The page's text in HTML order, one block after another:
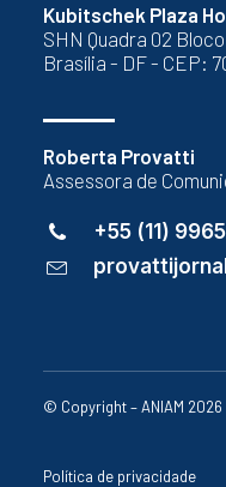
Kubitschek Plaza
SHN Quadra 02 Bloco
Brasília - DF - CEP:
Roberta Provatti
Assessora de
+55 (11)
© Copyright – ANIAM 2026
Política de privacidade